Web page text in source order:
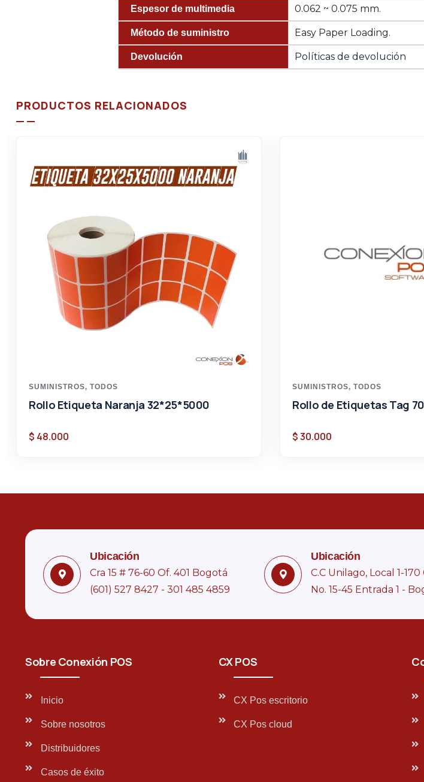
Espesor de multimedia 0.062 ~ 0.075 mm.
Método de suministro Easy Paper Loading.
Devolución Políticas de devolución
PRODUCTOS RELACIONADOS
SUMINISTROS, TODOS
Rollo Etiqueta Naranja 32*25*5000
$ 48.000
SUMINISTROS, TODOS
Rollo de Etiquetas Tag
$30.000
Ubicación
Cra 15 # 76-60 Of. 401 Bogotá
(601) 527 8427 - 301 485 4859
Ubicación
C.C Unilago, Local 1-
No. 15-45 Entrada 1 -
Sobre Conexión POS
Inicio
Sobre nosotros
Distribuidores
Casos de éxito
CX POS
CX Pos escritorio
CX Pos cloud